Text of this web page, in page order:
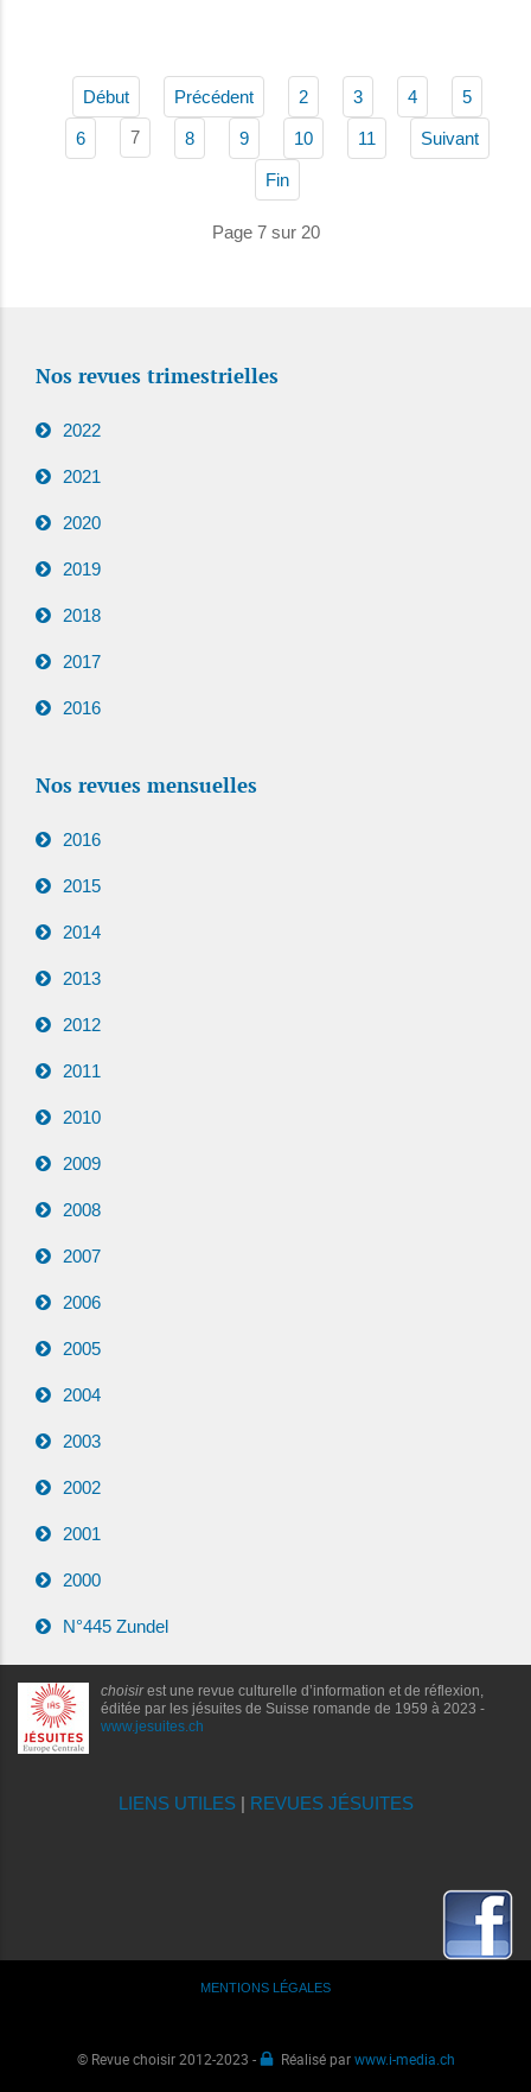
Début Précédent 2 3 4 5
6 7 8 9 10 11 Suivant
Fin
Page 7 sur 20
Nos revues trimestrielles
2022
2021
2020
2019
2018
2017
2016
Nos revues mensuelles
2016
2015
2014
2013
2012
2011
2010
2009
2008
2007
2006
2005
2004
2003
2002
2001
2000
N°445 Zundel
choisirest une revue culturelle d’information et de réflexion,
éditée par les jésuites de Suisse romande de 1959 à 2023 -
www.jesuites.ch
LIENS UTILES| REVUES JÉSUITES
MENTIONS LÉGALES
© Revue choisir 2012-2023 - Réalisé parwww.i-media.ch